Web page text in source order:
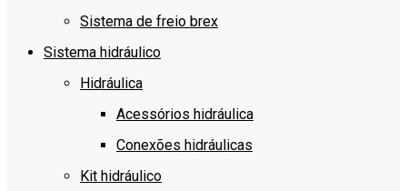
Sistema de freio brex
Sistema hidráulico
Hidráulica
Acessórios hidráulica
Conexões hidráulicas
Kit hidráulico